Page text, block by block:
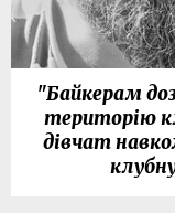
"Байкерам
територію
дівчат